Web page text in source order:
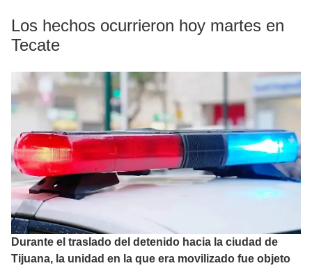
Los hechos ocurrieron hoy martes en
Tecate
Durante el traslado del detenido hacia la ciudad de
Tijuana, la unidad en la que era movilizado fue objeto